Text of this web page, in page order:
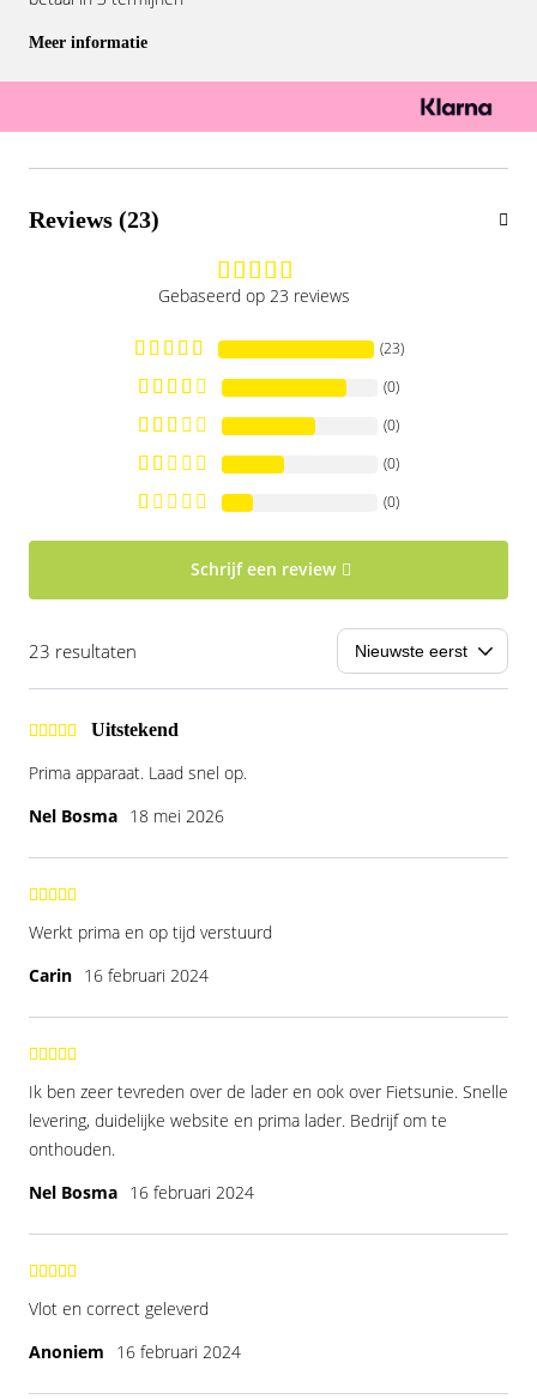
Meer informatie
Reviews (23)
Gebaseerd op 23 reviews
(23)
(0)
(0)
(0)
(0)
Schrijf een review
23 resultaten
Uitstekend
Prima apparaat. Laad snel op.
Nel Bosma 18 mei 2026
Werkt prima en op tijd verstuurd
Carin 16 februari 2024
Ik ben zeer tevreden over de lader en ook over Fietsunie. Snelle
levering, duidelijke website en prima lader. Bedrijf om te
onthouden.
Nel Bosma 16 februari 2024
Vlot en correct geleverd
Anoniem
16 februari 2024